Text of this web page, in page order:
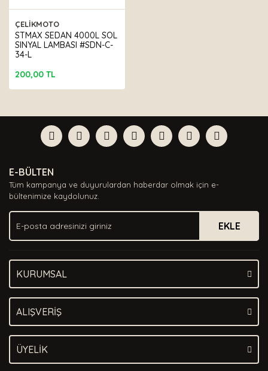
ÇELİKMOTO
STMAX SEDAN 4000L SOL
SINYAL LAMBASI #SDN-C-
34-L
200,00 TL
E-BÜLTEN
Tüm kampanya ve duyurulardan haberdar olmak için e-
bültenimize kaydolunuz.
EKLE
KURUMSAL
ALIŞVERİŞ
ÜYELİK